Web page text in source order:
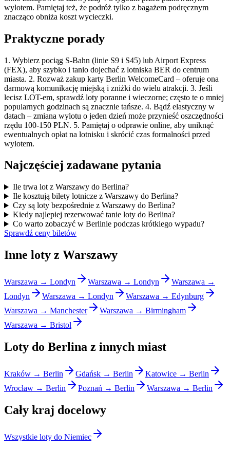
wylotem. Pamiętaj też, że podróż tylko z bagażem podręcznym
znacząco obniża koszt wycieczki.
Praktyczne porady
1. Wybierz pociąg S-Bahn (linie S9 i S45) lub Airport Express
(FEX), aby szybko i tanio dojechać z lotniska BER do centrum
miasta. 2. Rozważ zakup karty Berlin WelcomeCard – oferuje ona
darmową komunikację miejską i zniżki do wielu atrakcji. 3. Jeśli
lecisz LOT-em, sprawdź loty poranne i wieczorne; często te o mniej
popularnych godzinach są znacznie tańsze. 4. Bądź elastyczny w
datach – zmiana wylotu o jeden dzień może przynieść oszczędności
rzędu 100-150 PLN. 5. Pamiętaj o odprawie online, aby uniknąć
ewentualnych opłat na lotnisku i skrócić czas formalności przed
wylotem.
Najczęściej zadawane pytania
Ile trwa lot z Warszawy do Berlina?
Ile kosztują bilety lotnicze z Warszawy do Berlina?
Czy są loty bezpośrednie z Warszawy do Berlina?
Kiedy najlepiej rezerwować tanie loty do Berlina?
Co warto zobaczyć w Berlinie podczas krótkiego wypadu?
Sprawdź ceny biletów
Inne loty z Warszawy
Warszawa → Londyn Warszawa → Londyn
Warszawa →
Londyn
Warszawa → Londyn
Warszawa → Edynburg
Warszawa → Manchester
Warszawa → Birmingham
Warszawa → Bristol
Loty do Berlina z innych miast
Kraków → Berlin Gdańsk → Berlin
Katowice → Berlin
Wrocław → Berlin
Poznań → Berlin Warszawa → Berlin
Cały kraj docelowy
Wszystkie loty do Niemiec